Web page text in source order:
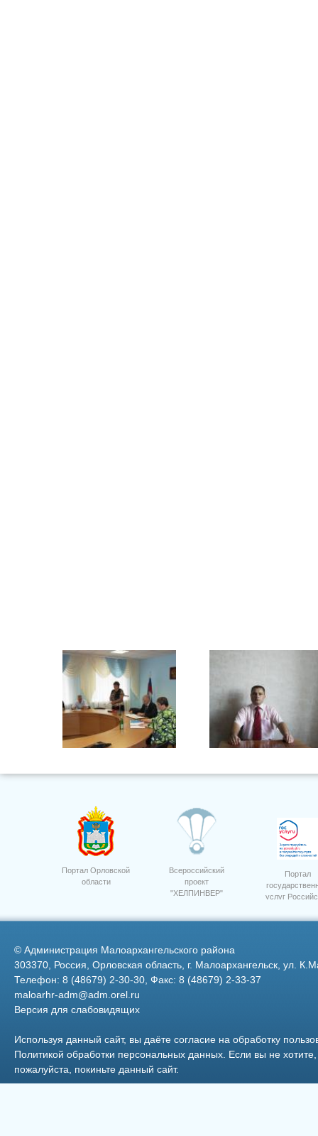
10 лет Россельхозбанк.
Кусков Александр
Портал Орловской
области
Всероссийский
проект
"ХЕЛПИНВЕР"
Портал
услуг
© Администрация Малоархангельского района
303370, Россия, Орловская область, г. Малоархангельск, ул.
Телефон: 8 (48679) 2-30-30, Факс: 8 (48679) 2-33-37
maloarhr-adm@adm.orel.ru
Версия для слабовидящих
Используя данный сайт, вы даёте согласие на обработку
Политикой обработки персональных данных . Если вы не
пожалуйста, покиньте данный сайт.